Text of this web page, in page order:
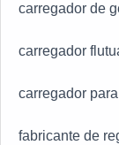
carregador de
carregador
carregador
fabricante de